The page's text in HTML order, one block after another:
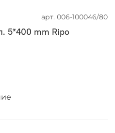
арт. 006-100046/80
5*400 mm Ripo